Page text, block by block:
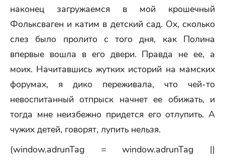
наконец загружаемся в мой крошечный
Фольксваген и катим в детский сад. Ох, сколько
слез было пролито с того дня, как Полина
впервые вошла в его двери. Правда не ее, а
моих. Начитавшись жутких историй на мамских
форумах, я дико переживала, что чей-то
невоспитанный отпрыск начнет ее обижать, и
тогда мне неизбежно придется его отлупить. А
чужих детей, говорят, лупить нельзя.
(window.adrunTag = window.adrunTag ||